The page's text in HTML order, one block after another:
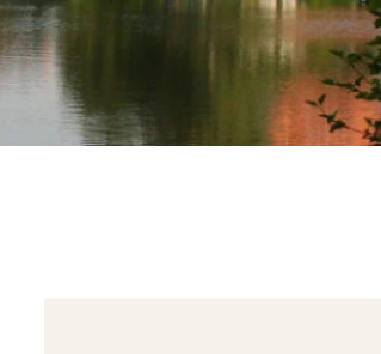
Hilversum
Veen en Duin